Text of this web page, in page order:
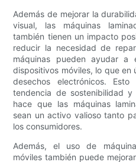
Además de mejorar la
visual, las máquinas
también tienen un impacto
reducir la necesidad de
máquinas pueden ayudar
dispositivos móviles, lo que en
desechos electrónicos.
tendencia de sostenibilidad
hace que las máquinas
sean un activo valioso tanto
los consumidores.
Además, el uso de
móviles también puede